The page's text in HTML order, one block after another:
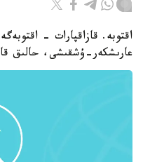
اقتوبە. قازاقپارات -
عارىشكەر-ۇشقىشى، حالىق